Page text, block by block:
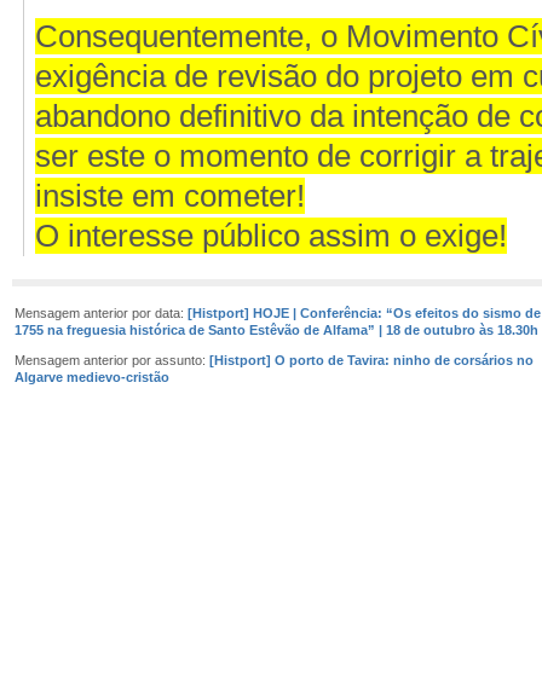
Consequentemente, o Movimento
exigência de revisão do projeto em
abandono definitivo da intenção de
ser este o momento de corrigir a
insiste em cometer!
O interesse público assim o exige!
Mensagem anterior por data: [Histport] HOJE | Conferência: “Os efeitos do sismo de
1755 na freguesia histórica de Santo Estêvão de Alfama” | 18 de outubro às 18.30h
Mensagem anterior por assunto: [Histport] O porto de Tavira: ninho de corsários no
Algarve medievo-cristão